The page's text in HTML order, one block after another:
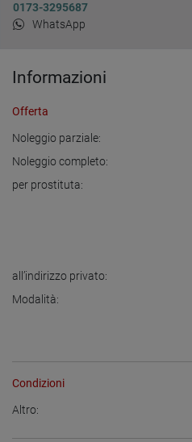
0173-3295687
WhatsApp
Informazioni
Offerta
Noleggio parziale:
Noleggio completo:
per prostituta:
all’indirizzo privato:
Modalità:
Condizioni
Altro: